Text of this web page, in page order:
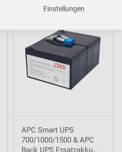
APC Smart UPS
700/1000/1500 & APC
Back UPS Ersatzakku,
Einstellungen